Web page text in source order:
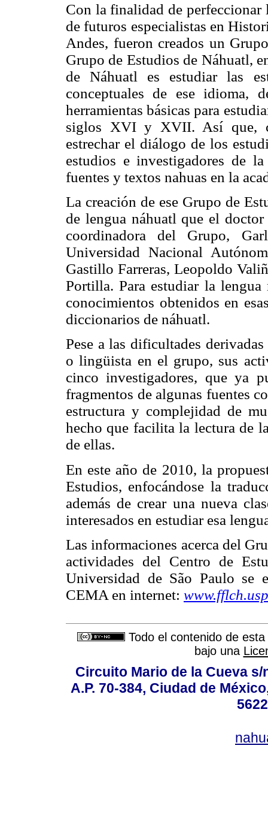
Con la finalidad de
de futuros especialistas en
Andes, fueron creados un
Grupo de Estudios de Náhuatl,
de Náhuatl es estudiar las
conceptuales de ese idioma,
herramientas básicas para
siglos XVI y XVII. Así que,
estrechar el diálogo de los
estudios e investigadores de
fuentes y textos nahuas en la
La creación de ese Grupo de
de lengua náhuatl que el
coordinadora del Grupo,
Universidad Nacional
Gastillo Farreras, Leopoldo
Portilla. Para estudiar la
conocimientos obtenidos en
diccionarios de náhuatl.
Pese a las dificultades
o lingüista en el grupo, sus
cinco investigadores, que ya
fragmentos de algunas fuentes
estructura y complejidad de
hecho que facilita la lectura de
de ellas.
En este año de 2010, la
Estudios, enfocándose la
además de crear una nueva
interesados en estudiar esa
Las informaciones acerca del
actividades del Centro de
Universidad de São Paulo se
CEMA en internet:
Todo el contenido de
bajo una
Circuito Mario de la Cueva
A.P. 70-384, Ciudad de